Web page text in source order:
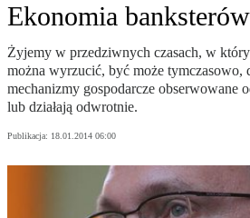
Ekonomia banksterów
Żyjemy w przedziwnych czasach, w
można wyrzucić, być może tymczasowo,
mechanizmy gospodarcze obserwowane
lub działają odwrotnie.
Publikacja: 18.01.2014 06:00